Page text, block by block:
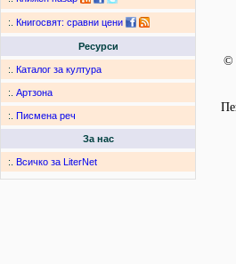
:. Книгосвят: сравни цени
Ресурси
:. Каталог за култура
:. Артзона
:. Писмена реч
За нас
:. Всичко за LiterNet
©